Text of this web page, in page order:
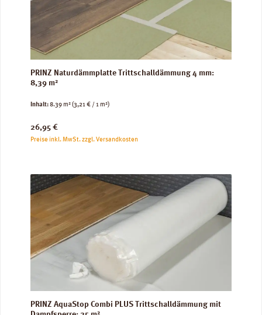
PRINZ Naturdämmplatte Trittschalldämmung 4 mm:
8,39 m²
Inhalt:8.39 m²(3,21 € / 1 m²)
Regulärer Preis:
26,95 €
Preise inkl. MwSt. zzgl. Versandkosten
PRINZ AquaStop Combi PLUS Trittschalldämmung mit